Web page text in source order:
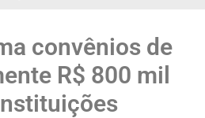
convênios de
R$ 800 mil